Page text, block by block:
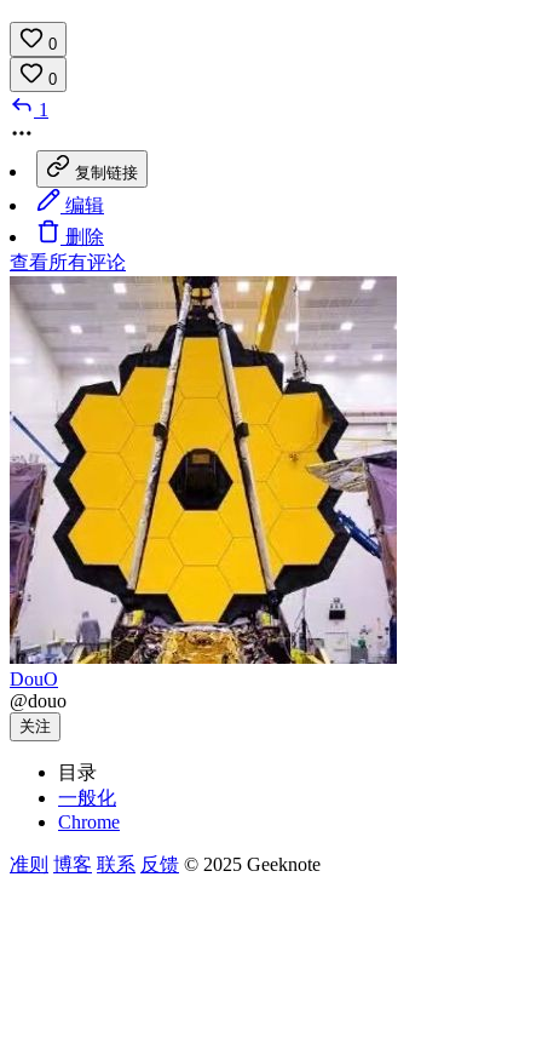
0
0
1
复制链接
编辑
删除
查看所有评论
DouO
@douo
关注
目录
一般化
Chrome
准则 博客 联系 反馈 © 2025 Geeknote